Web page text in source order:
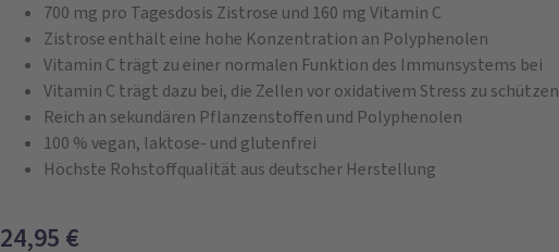
700 mg pro Tagesdosis Zistrose und 160 mg Vitamin C
Zistrose enthält eine hohe Konzentration an Polyphenolen
Vitamin C trägt zu einer normalen Funktion des Immunsystems bei
Vitamin C trägt dazu bei, die Zellen vor oxidativem Stress zu schützen
Reich an sekundären Pflanzenstoffen und Polyphenolen
100 % vegan, laktose- und glutenfrei
Höchste Rohstoffqualität aus deutscher Herstellung
24,95 €